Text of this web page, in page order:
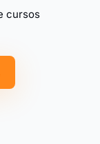
cursos